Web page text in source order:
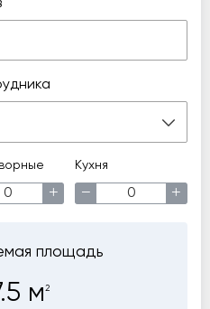
+
Кухня
− +
площадь
м 2